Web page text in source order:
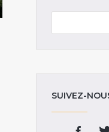
SUIVEZ-